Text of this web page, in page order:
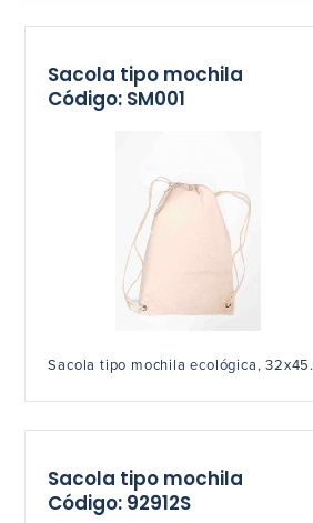
Sacola tipo mochila
Código: SM001
Sacola tipo mochila ecológica, 32x45.
Sacola tipo mochila
Código: 92912S